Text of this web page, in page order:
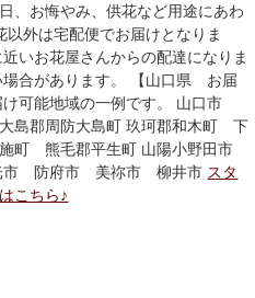
、お悔やみ、供花など用途にあわ
外は宅配便でお届けとなりま
いお花屋さんからの配達になりま
場合があります。 【山口県 お届
可能地域の一例です。 山口市
郡周防大島町 玖珂郡和木町 下
町 熊毛郡平生町 山陽小野田市
防府市 美祢市 柳井市 スタ
こちら♪